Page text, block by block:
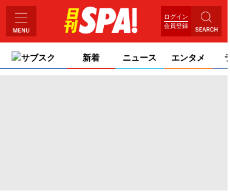
ログイン
会員登録
サブスク 新着 ニュース エンタメ